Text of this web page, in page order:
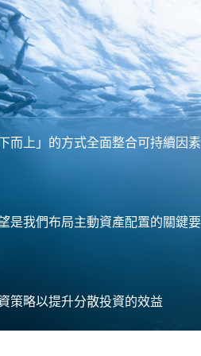
而上」的方式全面整合可持續因素
是我們布局主動資產配置的關鍵
策略以提升分散投資的效益